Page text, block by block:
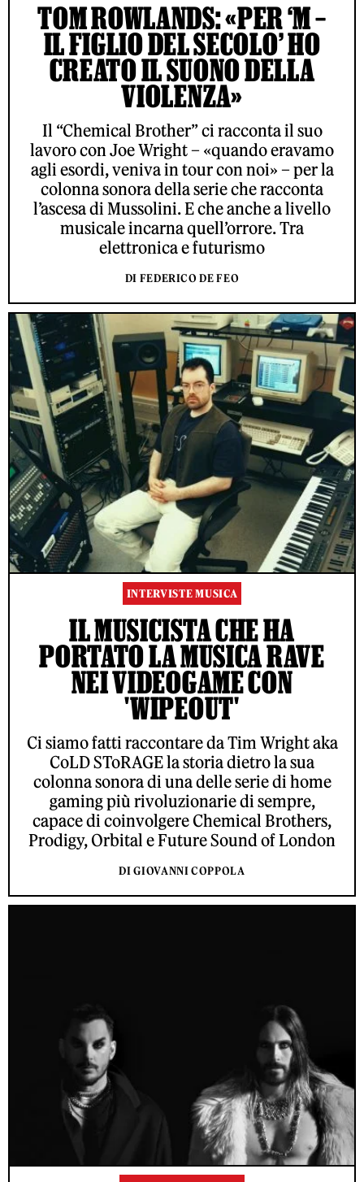
TOM ROWLANDS: «PER ‘M –
IL FIGLIO DEL SECOLO’ HO
CREATO IL SUONO DELLA
VIOLENZA»
Il “Chemical Brother” ci racconta il suo
lavoro con Joe Wright – «quando eravamo
agli esordi, veniva in tour con noi» – per la
colonna sonora della serie che racconta
l’ascesa di Mussolini. E che anche a livello
musicale incarna quell’orrore. Tra
elettronica e futurismo
DI FEDERICO DE FEO
INTERVISTE MUSICA
IL MUSICISTA CHE HA
PORTATO LA MUSICA RAVE
NEI VIDEOGAME CON
'WIPEOUT'
Ci siamo fatti raccontare da Tim Wright aka
CoLD SToRAGE la storia dietro la sua
colonna sonora di una delle serie di home
gaming più rivoluzionarie di sempre,
capace di coinvolgere Chemical Brothers,
Prodigy, Orbital e Future Sound of London
DI GIOVANNI COPPOLA